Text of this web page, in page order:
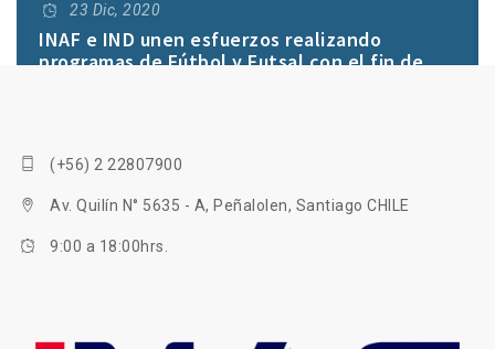
23 Dic, 2020
INAF e IND unen esfuerzos realizando
programas de Fútbol y Futsal con el fin de
(+56) 2 22807900
Av. Quilín N° 5635 - A, Peñalolen, Santiago CHILE
9:00 a 18:00hrs.